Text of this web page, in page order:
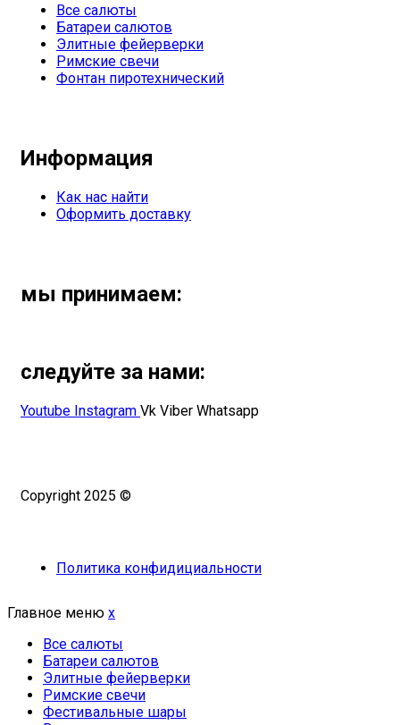
Все салюты
Батареи салютов
Элитные фейерверки
Римские свечи
Фонтан пиротехнический
Информация
Как нас найти
Оформить доставку
мы принимаем:
следуйте за нами:
Youtube Instagram Vk Viber Whatsapp
Copyright 2025 ©
Политика конфидициальности
Главное меню x
Все салюты
Батареи салютов
Элитные фейерверки
Римские свечи
Фестивальные шары